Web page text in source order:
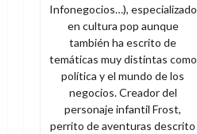
Infonegocios…), especializado
en cultura pop aunque
también ha escrito de
temáticas muy distintas como
política y el mundo de los
negocios. Creador del
personaje infantil Frost,
perrito de aventuras descrito